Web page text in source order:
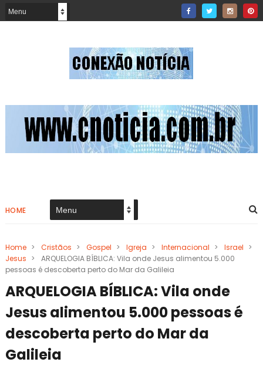
HOME
Home > Cristãos > Gospel > Igreja > Internacional > Israel >
Jesus >
ARQUELOGIA BÍBLICA: Vila onde Jesus alimentou 5.000
pessoas é descoberta perto do Mar da Galileia
ARQUELOGIA BÍBLICA: Vila onde
Jesus alimentou 5.000 pessoas é
descoberta perto do Mar da
Galileia